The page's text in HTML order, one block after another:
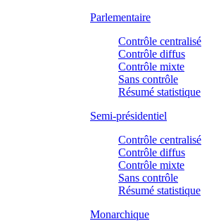
Parlementaire
Contrôle centralisé
Contrôle diffus
Contrôle mixte
Sans contrôle
Résumé statistique
Semi-présidentiel
Contrôle centralisé
Contrôle diffus
Contrôle mixte
Sans contrôle
Résumé statistique
Monarchique